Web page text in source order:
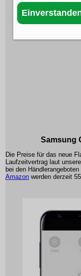
Samsung
Die Preise für das neue
Laufzeitvertrag laut
bei den
Amazon werden derzeit